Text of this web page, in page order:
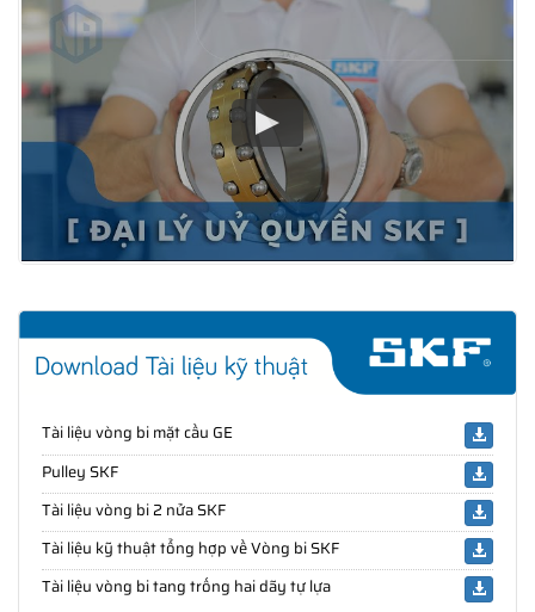
Tài liệu vòng bi mặt cầu GE
Pulley SKF
Tài liệu vòng bi 2 nửa SKF
Tài liệu kỹ thuật tổng hợp về Vòng bi SKF
Tài liệu vòng bi tang trống hai dãy tự lựa